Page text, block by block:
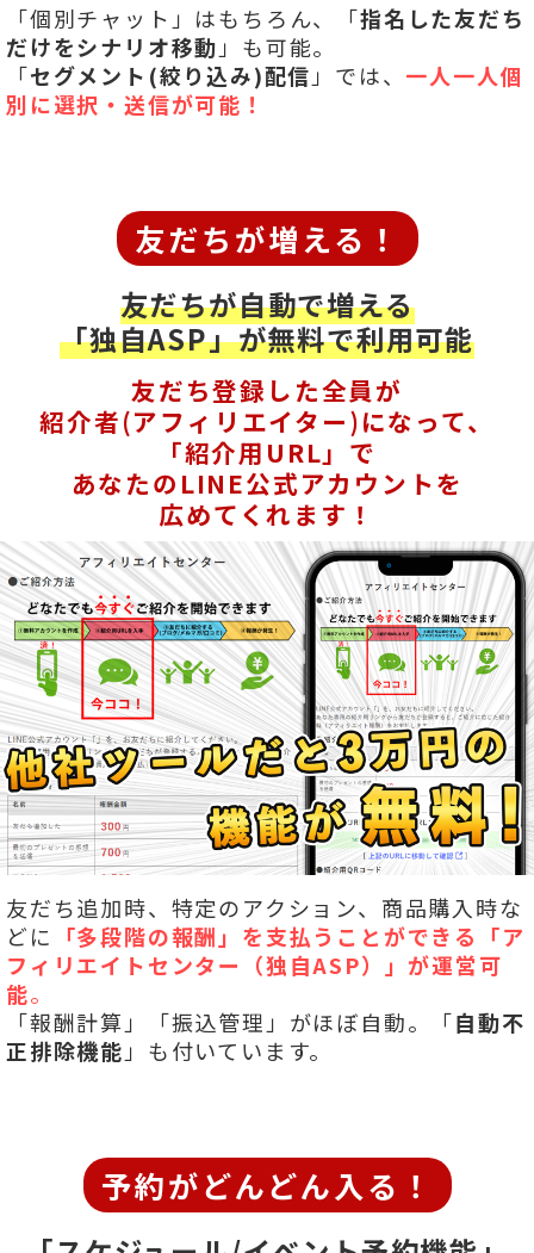
「個別チャット」はもちろん、「指名した友だち
だけをシナリオ移動 」も可能。
「セグメント(絞り込み)配信 」では、 一人一人個
別に選択・送信が可能！
友だちが増える！
友だちが自動で増える
「独自ASP」が無料で利用可能
友だち登録した全員が
紹介者(アフィリエイター)になって、
「紹介用URL」で
あなたのLINE公式アカウントを
広めてくれます！
友だち追加時、特定のアクション、商品購入時な
どに 「多段階の報酬」を支払うことができる「ア
フィリエイトセンター（独自ASP）」が運営可
能。
「報酬計算」「振込管理」がほぼ自動。「自動不
正排除機能 」も付いています。
予約がどんどん入る！